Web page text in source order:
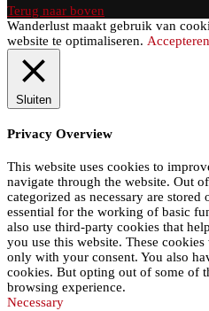
Terug naar boven
Wanderlust maakt gebruik van
website te optimaliseren. Accepteren
Sluiten
Privacy Overview
This website uses cookies to
navigate through the website. Out
categorized as necessary are
essential for the working of basic
also use third-party cookies that
you use this website. These
only with your consent. You also
cookies. But opting out of some of
browsing experience.
Necessary